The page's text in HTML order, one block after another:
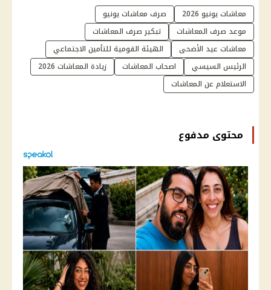
معاشات يونيو 2026
صرف معاشات يونيو
موعد صرف المعاشات
تبكير صرف المعاشات
معاشات عيد الأضحى
الهيئة القومية للتأمين الاجتماعي
الرئيس السيسي
اصحاب المعاشات
زيادة المعاشات 2026
الاستعلام عن المعاشات
محتوى مدفوع